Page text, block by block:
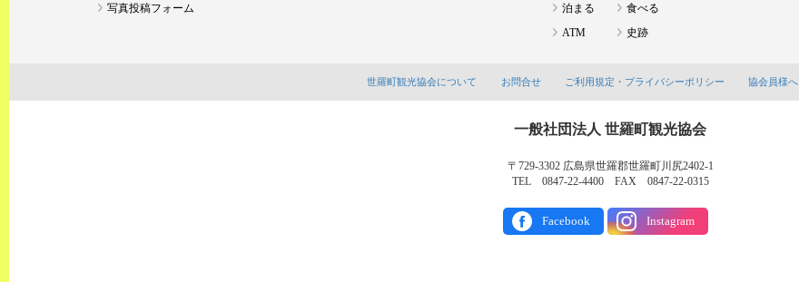
写真投稿フォーム
泊まる
食べる
ATM
史跡
世羅町観光協会について お問合せ ご利用規定・プライバシーポリシー 協会員様へ
一般社団法人 世羅町観光協会
〒729-3302 広島県世羅郡世羅町川尻2402-1
TEL 0847-22-4400 FAX 0847-22-0315
Facebook Instagram